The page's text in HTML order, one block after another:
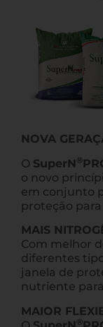
NOVA
O SuperN ®
o novo
em conjunto
proteção
MAIS
Com melhor
diferentes
janela de
nutriente
MAIOR
®